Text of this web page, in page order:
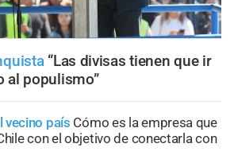
“Las divisas tienen que ir
al populismo”
vecino país Cómo es la empresa que
con el objetivo de conectarla con